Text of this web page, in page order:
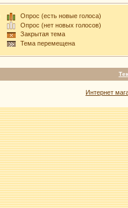
Опрос (есть новые голоса)
Опрос (нет новых голосов)
Закрытая тема
Тема перемещена
Интернет